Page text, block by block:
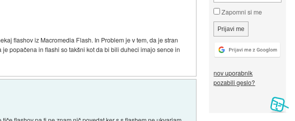
Zapomni si me
nov uporabnik
pozabili geslo?
flashov iz Macromedia Flash. In Problem je v tem, da je stran
popačena in flashi so takšni kot da bi bili duheci imajo sence in